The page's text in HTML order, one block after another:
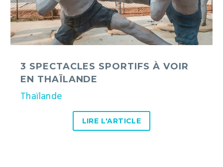
3 SPECTACLES SPORTIFS À VOIR
EN THAÏLANDE
Thaïlande
LIRE L'ARTICLE